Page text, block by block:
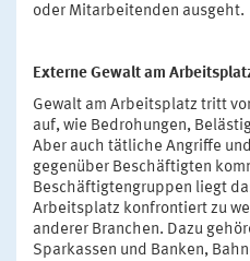
oder Mitarbeitenden ausgeht.
Externe Gewalt am
Gewalt am Arbeitsplatz tritt
auf, wie Bedrohungen,
Aber auch tätliche Angriffe
gegenüber Beschäftigten
Beschäftigtengruppen liegt
Arbeitsplatz konfrontiert zu
anderer Branchen. Dazu
Sparkassen und Banken,